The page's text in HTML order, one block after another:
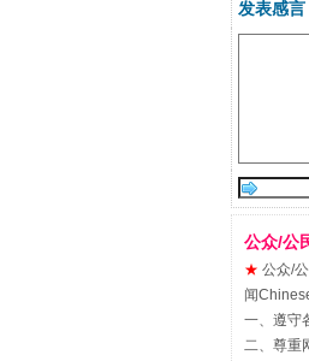
发表感言
公众/公
★ 公众/
闻
一、遵守
二、尊重